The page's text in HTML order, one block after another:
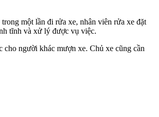
một lần đi rửa xe, nhân viên rửa xe đặt
tĩnh và xử lý được vụ việc.
cho người khác mượn xe. Chủ xe cũng cần